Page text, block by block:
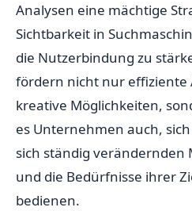
Analysen eine mächtige
Sichtbarkeit in
die Nutzerbindung zu
fördern nicht nur effiziente
kreative Möglichkeiten,
es Unternehmen auch,
sich ständig verändernden
und die Bedürfnisse ihrer
bedienen.